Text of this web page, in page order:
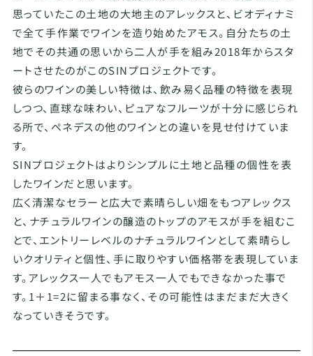
思っていたこの土地の大地主のアレックスと、ビオディナミ
で全て手作業でワインを造り始めたアモス。自分たちの土
地でその共通の思いから二人が手を組み2018年からスタ
ートさせたのがこのSINプロジェクトです。
彼らのワインの美しい特徴は、飲み易く品種の特徴を表現
しつつ、直球な味わい、ピュアなフルーツが十分に感じられ
る所で、ペネデスの他のワインとの違いを見せ付けていま
す。
SINプロジェクトはよりシンプルに土地と品種の個性を表
したワインだと思います。
広く清潔なセラーと広大で素晴らしい畑をもつアレックス
と、ナチュラルワインの醸造のトップのアモスが手を組むこ
とで、エントリーレベルのナチュラルワインとして素晴らし
いクオリティと個性、手に取りやすい価格帯を表現していま
す。アレックス一人でもアモス一人でもできなかった事で
す。1＋1=2に留まる事なく、その可能性はまだまだ大きく
なっていきそうです。